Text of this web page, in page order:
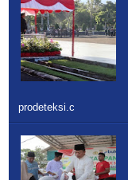
prodeteksi.c